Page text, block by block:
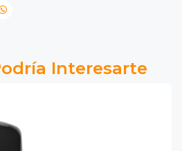
Interesarte